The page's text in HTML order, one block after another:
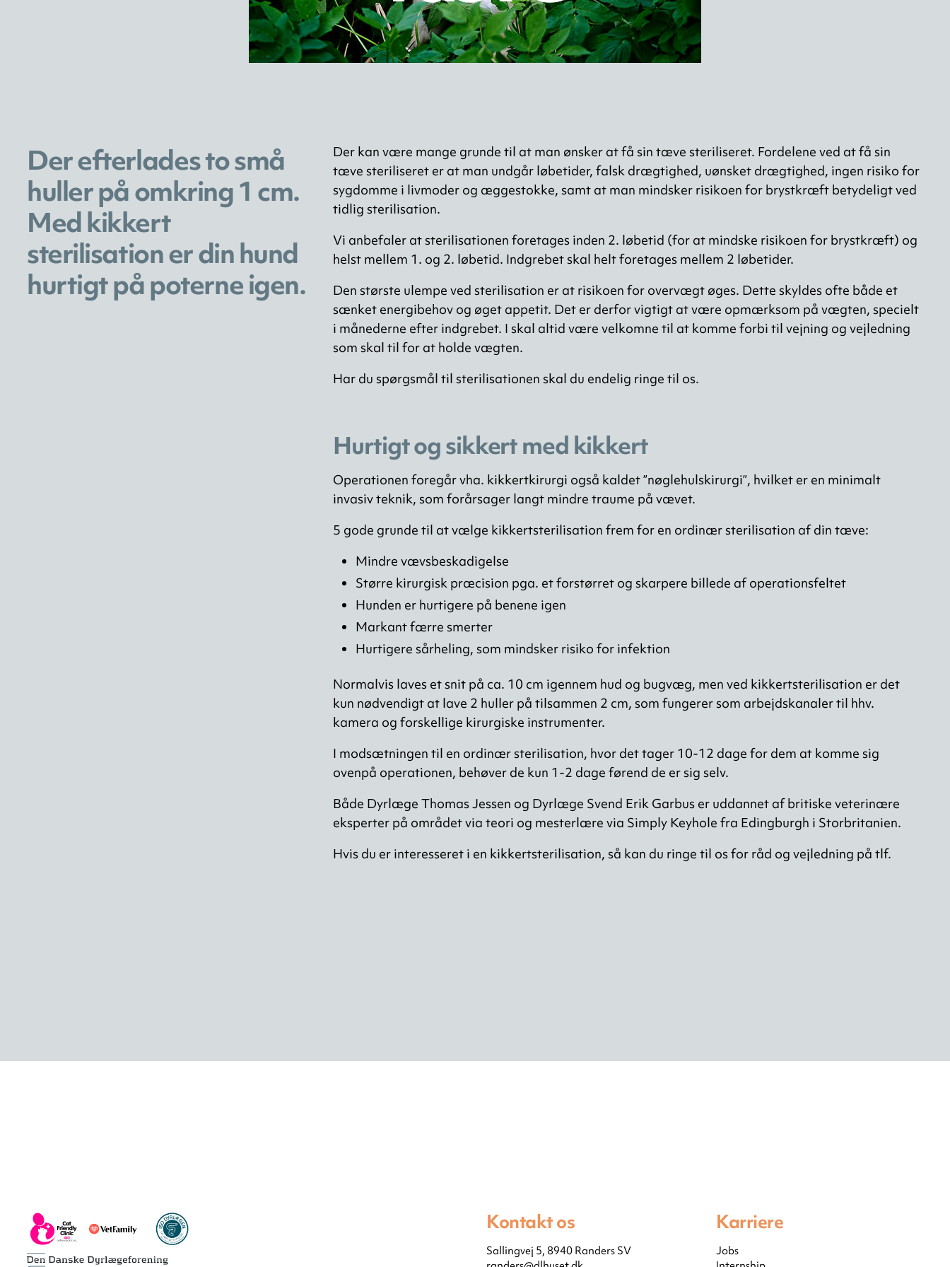
Der efterlades to små
huller på omkring 1 cm.
Med kikkert
sterilisation er din hund
hurtigt på poterne igen.
Der kan være mange grunde til at man ønsker at få sin tæve steriliseret. Fordelene ved at få sin
tæve steriliseret er at man undgår løbetider, falsk drægtighed, uønsket drægtighed, ingen risiko for
sygdomme i livmoder og æggestokke, samt at man mindsker risikoen for brystkræft betydeligt ved
tidlig sterilisation.
Vi anbefaler at sterilisationen foretages inden 2. løbetid (for at mindske risikoen for brystkræft) og
helst mellem 1. og 2. løbetid. Indgrebet skal helt foretages mellem 2 løbetider.
Den største ulempe ved sterilisation er at risikoen for overvægt øges. Dette skyldes ofte både et
sænket energibehov og øget appetit. Det er derfor vigtigt at være opmærksom på vægten, specielt
i månederne efter indgrebet. I skal altid være velkomne til at komme forbi til vejning og vejledning
som skal til for at holde vægten.
Har du spørgsmål til sterilisationen skal du endelig ringe til os.
Hurtigt og sikkert med kikkert
Operationen foregår vha. kikkertkirurgi også kaldet ”nøglehulskirurgi”, hvilket er en minimalt
invasiv teknik, som forårsager langt mindre traume på vævet.
5 gode grunde til at vælge kikkertsterilisation frem for en ordinær sterilisation af din tæve:
Mindre vævsbeskadigelse
Større kirurgisk præcision pga. et forstørret og skarpere billede af operationsfeltet
Hunden er hurtigere på benene igen
Markant færre smerter
Hurtigere sårheling, som mindsker risiko for infektion
Normalvis laves et snit på ca. 10 cm igennem hud og bugvæg, men ved kikkertsterilisation er det
kun nødvendigt at lave 2 huller på tilsammen 2 cm, som fungerer som arbejdskanaler til hhv.
kamera og forskellige kirurgiske instrumenter.
I modsætningen til en ordinær sterilisation, hvor det tager 10-12 dage for dem at komme sig
ovenpå operationen, behøver de kun 1-2 dage førend de er sig selv.
Både Dyrlæge Thomas Jessen og Dyrlæge Svend Erik Garbus er uddannet af britiske veterinære
eksperter på området via teori og mesterlære via Simply Keyhole fra Edingburgh i Storbritanien.
Hvis du er interesseret i en kikkertsterilisation, så kan du ringe til os for råd og vejledning på tlf.
Kontakt os
Sallingvej 5, 8940 Randers SV
Karriere
Jobs